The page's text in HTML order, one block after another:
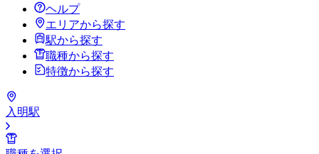
ヘルプ
エリアから探す
駅から探す
職種から探す
特徴から探す
入明駅